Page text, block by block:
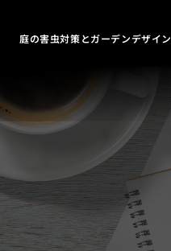
庭の害虫対策とガーデンデザイン